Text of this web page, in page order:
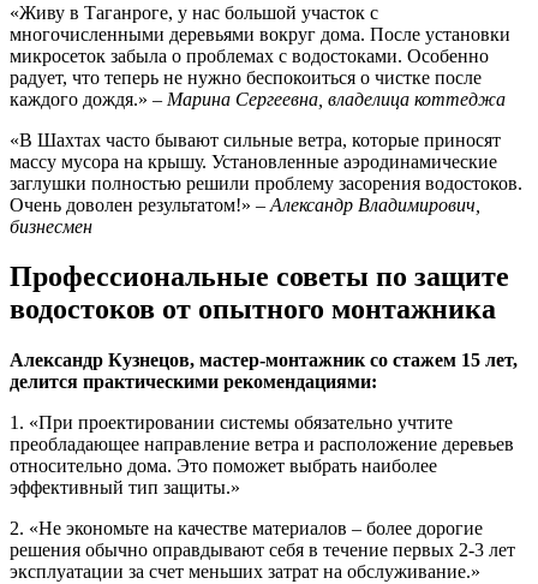
«Живу в Таганроге, у нас большой участок с
многочисленными деревьями вокруг дома. После установки
микросеток забыла о проблемах с водостоками. Особенно
радует, что теперь не нужно беспокоиться о чистке после
каждого дождя.» – Марина Сергеевна, владелица коттеджа
«В Шахтах часто бывают сильные ветра, которые приносят
массу мусора на крышу. Установленные аэродинамические
заглушки полностью решили проблему засорения водостоков.
Очень доволен результатом!» – Александр Владимирович,
бизнесмен
Профессиональные советы по защите
водостоков от опытного монтажника
Александр Кузнецов, мастер-монтажник со стажем 15 лет,
делится практическими рекомендациями:
1. «При проектировании системы обязательно учтите
преобладающее направление ветра и расположение деревьев
относительно дома. Это поможет выбрать наиболее
эффективный тип защиты.»
2. «Не экономьте на качестве материалов – более дорогие
решения обычно оправдывают себя в течение первых 2-3 лет
эксплуатации за счет меньших затрат на обслуживание.»